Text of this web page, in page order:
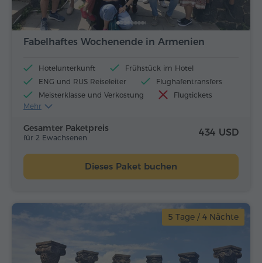
Fabelhaftes Wochenende in Armenien
Hotelunterkunft
Frühstück im Hotel
ENG und RUS Reiseleiter
Flughafentransfers
Meisterklasse und Verkostung
Flugtickets
Mittagessen und Abendessen
Mehr
Gesamter Paketpreis
für 2 Ewachsenen 434 USD
Dieses Paket buchen
5 Tage / 4 Nächte